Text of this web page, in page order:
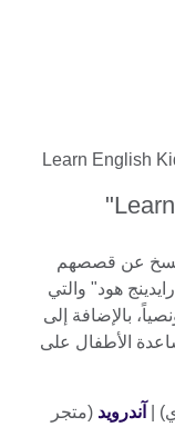
نسخ عن قصصهم
هود" والتي
بالإضافة إلى
الأطفال على
| آندرويد (متجر